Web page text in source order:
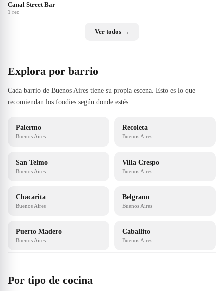
Canal Street Bar
1 rec
Ver todos →
Explora por barrio
Cada barrio de Buenos Aires tiene su propia escena. Esto es lo que
recomiendan los foodies según donde estés.
Palermo
Buenos Aires
Recoleta
Buenos Aires
San Telmo
Buenos Aires
Villa Crespo
Buenos Aires
Chacarita
Buenos Aires
Belgrano
Buenos Aires
Puerto Madero
Buenos Aires
Caballito
Buenos Aires
Por tipo de cocina